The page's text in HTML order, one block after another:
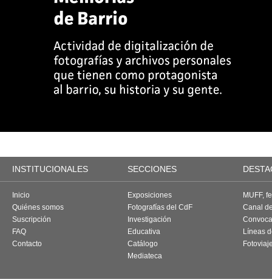
INSTITUCIONALES SECCIONES
Inicio
Quiénes somos
Suscripción
FAQ
Contacto
Exposiciones
Fotografías del CdF
Investigación
Educativa
Catálogo
Mediateca
MUFF,
Canal
Líneas